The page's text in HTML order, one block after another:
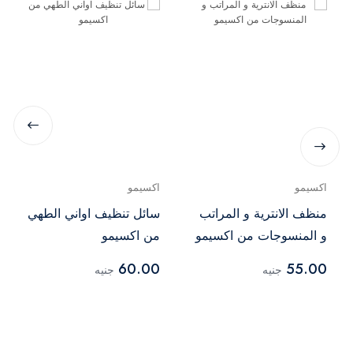
اكسيمو
منظف الانترية و المراتب
و المنسوجات من اكسيمو
55.00 جنيه
اكسيمو
سائل تنظيف اواني الطهي
من اكسيمو
60.00 جنيه